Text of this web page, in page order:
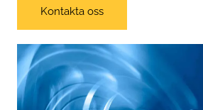
Kontakta oss